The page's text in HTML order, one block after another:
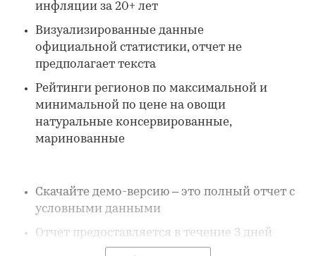
инфляции за 20+ лет
Визуализированные данные
официальной статистики, отчет не
предполагает текста
Рейтинги регионов по максимальной и
минимальной по цене на овощи
натуральные консервированные,
маринованные
Скачайте демо-версию – это полный отчет с
условными данными
Отчет предоставляется в течение 3 дней
после покупки